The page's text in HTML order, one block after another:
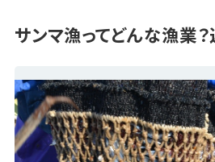
サンマ漁ってどんな漁業